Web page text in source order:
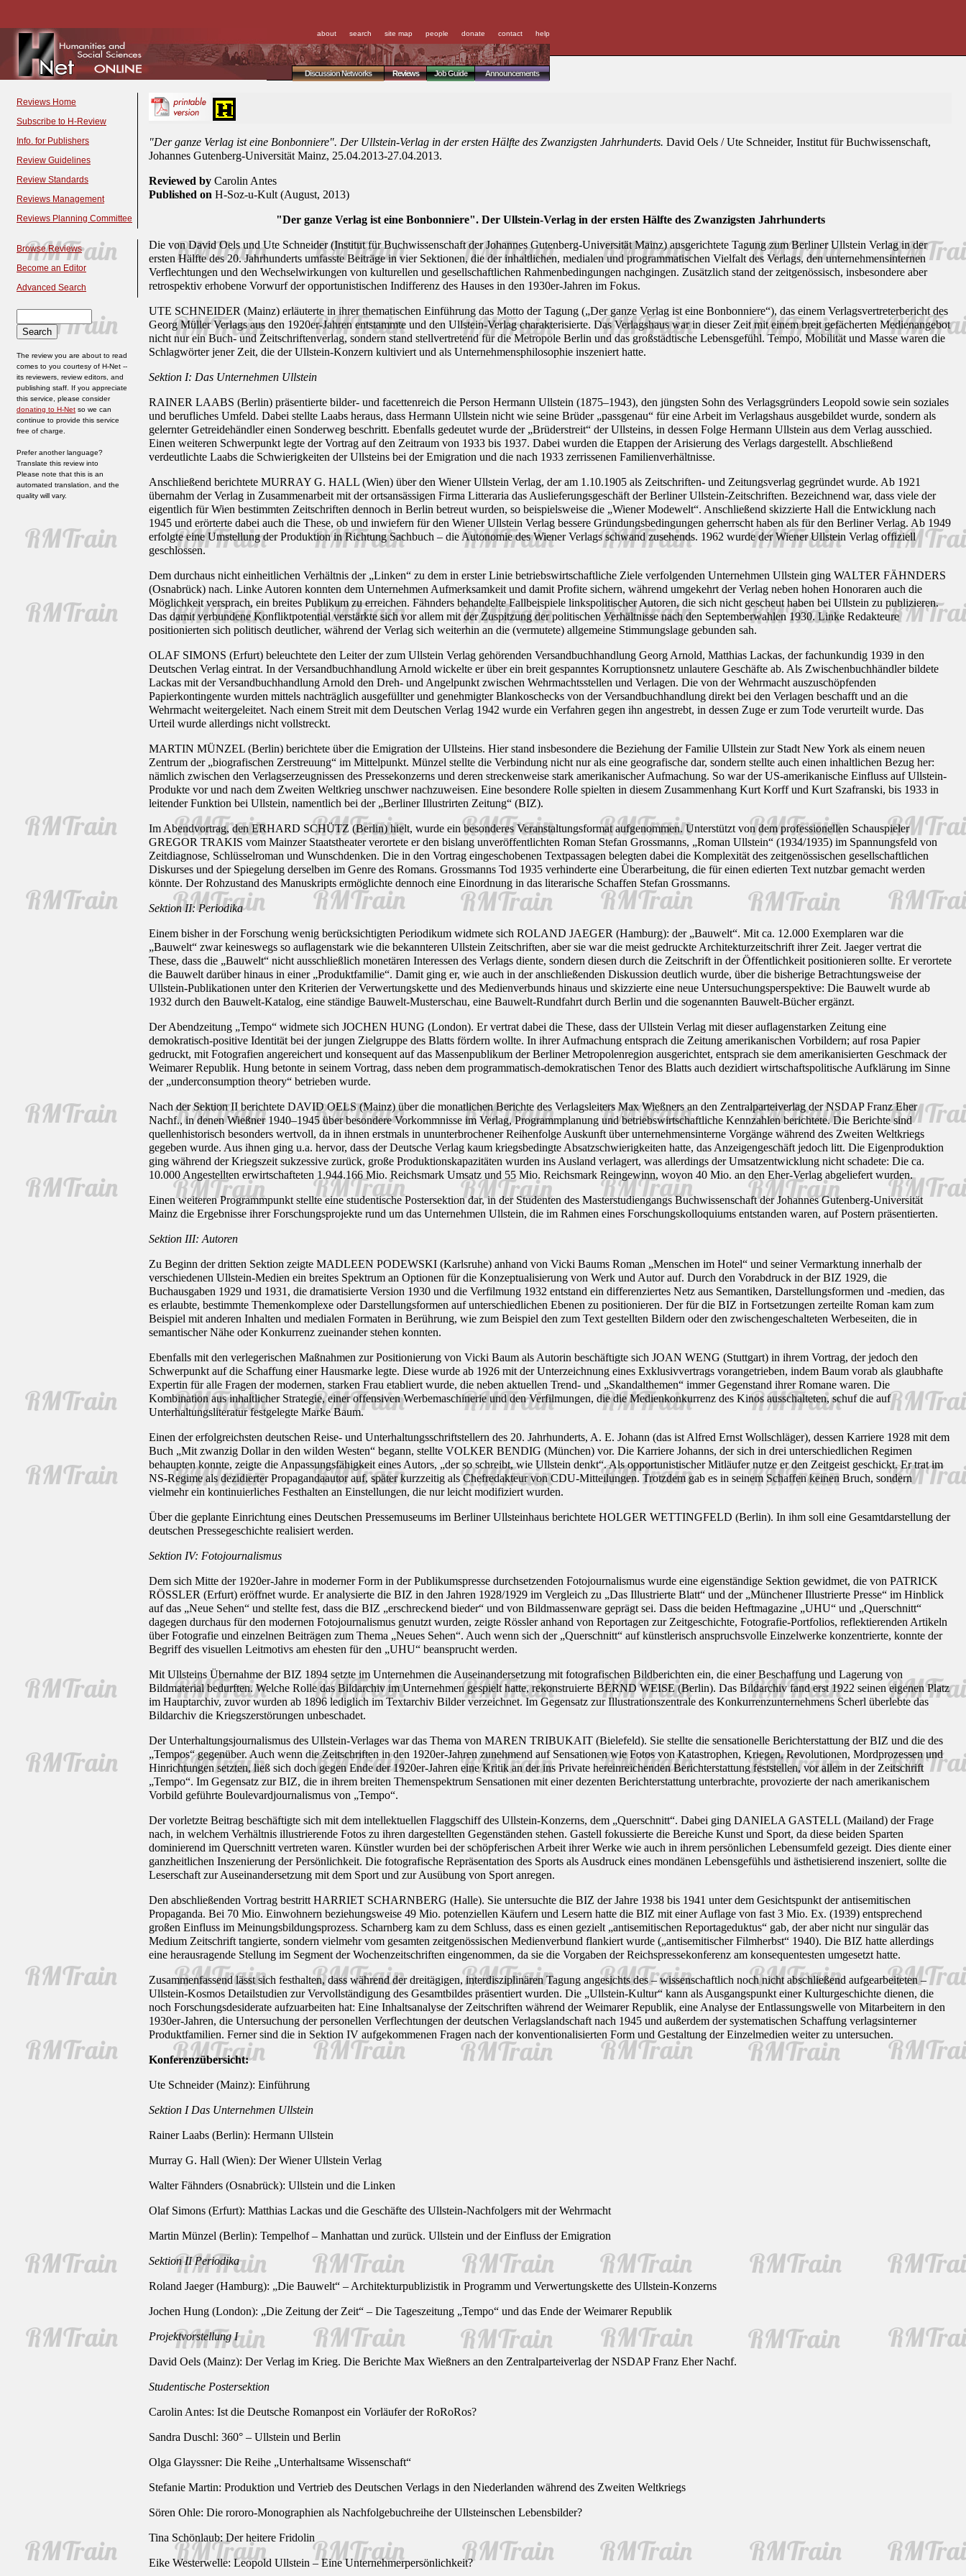
about search site map people donate contact help
Announcements
Job Guide
Reviews
Discussion Networks
Reviews Home
Subscribe to H-Review
Info. for Publishers
Review Guidelines
Review Standards
Reviews Management
Reviews Planning Committee
Browse Reviews
Become an Editor
Advanced Search
The review you are about to read
comes to you courtesy of H-Net --
its reviewers, review editors, and
publishing staff. If you appreciate
this service, please consider
donating to H-Net so we can
continue to provide this service
free of charge.
Prefer another language?
Translate this review into
Please note that this is an
automated translation, and the
quality will vary.
"Der ganze Verlag ist eine Bonbonniere". Der Ullstein-Verlag in der ersten Hälfte des Zwanzigsten Jahrhunderts. David Oels / Ute Schneider, Institut für Buchwissenschaft,
Johannes Gutenberg-Universität Mainz, 25.04.2013-27.04.2013.
Reviewed by Carolin Antes
Published on H-Soz-u-Kult (August, 2013)
"Der ganze Verlag ist eine Bonbonniere". Der Ullstein-Verlag in der ersten Hälfte des Zwanzigsten Jahrhunderts
Die von David Oels und Ute Schneider (Institut für Buchwissenschaft der Johannes Gutenberg-Universität Mainz) ausgerichtete Tagung zum Berliner Ullstein Verlag in der
ersten Hälfte des 20. Jahrhunderts umfasste Beiträge in vier Sektionen, die der inhaltlichen, medialen und programmatischen Vielfalt des Verlags, den unternehmensinternen
Verflechtungen und den Wechselwirkungen von kulturellen und gesellschaftlichen Rahmenbedingungen nachgingen. Zusätzlich stand der zeitgenössisch, insbesondere aber
retrospektiv erhobene Vorwurf der opportunistischen Indifferenz des Hauses in den 1930er-Jahren im Fokus.
UTE SCHNEIDER (Mainz) erläuterte in ihrer thematischen Einführung das Motto der Tagung („Der ganze Verlag ist eine Bonbonniere“), das einem Verlagsvertreterbericht des
Georg Müller Verlags aus den 1920er-Jahren entstammte und den Ullstein-Verlag charakterisierte. Das Verlagshaus war in dieser Zeit mit einem breit gefächerten Medienangebot
nicht nur ein Buch- und Zeitschriftenverlag, sondern stand stellvertretend für die Metropole Berlin und das großstädtische Lebensgefühl. Tempo, Mobilität und Masse waren die
Schlagwörter jener Zeit, die der Ullstein-Konzern kultiviert und als Unternehmensphilosophie inszeniert hatte.
Sektion I: Das Unternehmen Ullstein
RAINER LAABS (Berlin) präsentierte bilder- und facettenreich die Person Hermann Ullstein (1875–1943), den jüngsten Sohn des Verlagsgründers Leopold sowie sein soziales
und berufliches Umfeld. Dabei stellte Laabs heraus, dass Hermann Ullstein nicht wie seine Brüder „passgenau“ für eine Arbeit im Verlagshaus ausgebildet wurde, sondern als
gelernter Getreidehändler einen Sonderweg beschritt. Ebenfalls gedeutet wurde der „Brüderstreit“ der Ullsteins, in dessen Folge Hermann Ullstein aus dem Verlag ausschied.
Einen weiteren Schwerpunkt legte der Vortrag auf den Zeitraum von 1933 bis 1937. Dabei wurden die Etappen der Arisierung des Verlags dargestellt. Abschließend
verdeutlichte Laabs die Schwierigkeiten der Ullsteins bei der Emigration und die nach 1933 zerrissenen Familienverhältnisse.
Anschließend berichtete MURRAY G. HALL (Wien) über den Wiener Ullstein Verlag, der am 1.10.1905 als Zeitschriften- und Zeitungsverlag gegründet wurde. Ab 1921
übernahm der Verlag in Zusammenarbeit mit der ortsansässigen Firma Litteraria das Auslieferungsgeschäft der Berliner Ullstein-Zeitschriften. Bezeichnend war, dass viele der
eigentlich für Wien bestimmten Zeitschriften dennoch in Berlin betreut wurden, so beispielsweise die „Wiener Modewelt“. Anschließend skizzierte Hall die Entwicklung nach
1945 und erörterte dabei auch die These, ob und inwiefern für den Wiener Ullstein Verlag bessere Gründungsbedingungen geherrscht haben als für den Berliner Verlag. Ab 1949
erfolgte eine Umstellung der Produktion in Richtung Sachbuch – die Autonomie des Wiener Verlags schwand zusehends. 1962 wurde der Wiener Ullstein Verlag offiziell
geschlossen.
Dem durchaus nicht einheitlichen Verhältnis der „Linken“ zu dem in erster Linie betriebswirtschaftliche Ziele verfolgenden Unternehmen Ullstein ging WALTER FÄHNDERS
(Osnabrück) nach. Linke Autoren konnten dem Unternehmen Aufmerksamkeit und damit Profite sichern, während umgekehrt der Verlag neben hohen Honoraren auch die
Möglichkeit versprach, ein breites Publikum zu erreichen. Fähnders behandelte Fallbeispiele linkspolitischer Autoren, die sich nicht gescheut haben bei Ullstein zu publizieren.
Das damit verbundene Konfliktpotential verstärkte sich vor allem mit der Zuspitzung der politischen Verhältnisse nach den Septemberwahlen 1930. Linke Redakteure
positionierten sich politisch deutlicher, während der Verlag sich weiterhin an die (vermutete) allgemeine Stimmungslage gebunden sah.
OLAF SIMONS (Erfurt) beleuchtete den Leiter der zum Ullstein Verlag gehörenden Versandbuchhandlung Georg Arnold, Matthias Lackas, der fachunkundig 1939 in den
Deutschen Verlag eintrat. In der Versandbuchhandlung Arnold wickelte er über ein breit gespanntes Korruptionsnetz unlautere Geschäfte ab. Als Zwischenbuchhändler bildete
Lackas mit der Versandbuchhandlung Arnold den Dreh- und Angelpunkt zwischen Wehrmachtsstellen und Verlagen. Die von der Wehrmacht auszuschöpfenden
Papierkontingente wurden mittels nachträglich ausgefüllter und genehmigter Blankoschecks von der Versandbuchhandlung direkt bei den Verlagen beschafft und an die
Wehrmacht weitergeleitet. Nach einem Streit mit dem Deutschen Verlag 1942 wurde ein Verfahren gegen ihn angestrebt, in dessen Zuge er zum Tode verurteilt wurde. Das
Urteil wurde allerdings nicht vollstreckt.
MARTIN MÜNZEL (Berlin) berichtete über die Emigration der Ullsteins. Hier stand insbesondere die Beziehung der Familie Ullstein zur Stadt New York als einem neuen
Zentrum der „biografischen Zerstreuung“ im Mittelpunkt. Münzel stellte die Verbindung nicht nur als eine geografische dar, sondern stellte auch einen inhaltlichen Bezug her:
nämlich zwischen den Verlagserzeugnissen des Pressekonzerns und deren streckenweise stark amerikanischer Aufmachung. So war der US-amerikanische Einfluss auf Ullstein-
Produkte vor und nach dem Zweiten Weltkrieg unschwer nachzuweisen. Eine besondere Rolle spielten in diesem Zusammenhang Kurt Korff und Kurt Szafranski, bis 1933 in
leitender Funktion bei Ullstein, namentlich bei der „Berliner Illustrirten Zeitung“ (BIZ).
Im Abendvortrag, den ERHARD SCHÜTZ (Berlin) hielt, wurde ein besonderes Veranstaltungsformat aufgenommen. Unterstützt von dem professionellen Schauspieler
GREGOR TRAKIS vom Mainzer Staatstheater verortete er den bislang unveröffentlichten Roman Stefan Grossmanns, „Roman Ullstein“ (1934/1935) im Spannungsfeld von
Zeitdiagnose, Schlüsselroman und Wunschdenken. Die in den Vortrag eingeschobenen Textpassagen belegten dabei die Komplexität des zeitgenössischen gesellschaftlichen
Diskurses und der Spiegelung derselben im Genre des Romans. Grossmanns Tod 1935 verhinderte eine Überarbeitung, die für einen edierten Text nutzbar gemacht werden
könnte. Der Rohzustand des Manuskripts ermöglichte dennoch eine Einordnung in das literarische Schaffen Stefan Grossmanns.
Sektion II: Periodika
Einem bisher in der Forschung wenig berücksichtigten Periodikum widmete sich ROLAND JAEGER (Hamburg): der „Bauwelt“. Mit ca. 12.000 Exemplaren war die
„Bauwelt“ zwar keineswegs so auflagenstark wie die bekannteren Ullstein Zeitschriften, aber sie war die meist gedruckte Architekturzeitschrift ihrer Zeit. Jaeger vertrat die
These, dass die „Bauwelt“ nicht ausschließlich monetären Interessen des Verlags diente, sondern diesen durch die Zeitschrift in der Öffentlichkeit positionieren sollte. Er verortete
die Bauwelt darüber hinaus in einer „Produktfamilie“. Damit ging er, wie auch in der anschließenden Diskussion deutlich wurde, über die bisherige Betrachtungsweise der
Ullstein-Publikationen unter den Kriterien der Verwertungskette und des Medienverbunds hinaus und skizzierte eine neue Untersuchungsperspektive: Die Bauwelt wurde ab
1932 durch den Bauwelt-Katalog, eine ständige Bauwelt-Musterschau, eine Bauwelt-Rundfahrt durch Berlin und die sogenannten Bauwelt-Bücher ergänzt.
Der Abendzeitung „Tempo“ widmete sich JOCHEN HUNG (London). Er vertrat dabei die These, dass der Ullstein Verlag mit dieser auflagenstarken Zeitung eine
demokratisch-positive Identität bei der jungen Zielgruppe des Blatts fördern wollte. In ihrer Aufmachung entsprach die Zeitung amerikanischen Vorbildern; auf rosa Papier
gedruckt, mit Fotografien angereichert und konsequent auf das Massenpublikum der Berliner Metropolenregion ausgerichtet, entsprach sie dem amerikanisierten Geschmack der
Weimarer Republik. Hung betonte in seinem Vortrag, dass neben dem programmatisch-demokratischen Tenor des Blatts auch dezidiert wirtschaftspolitische Aufklärung im Sinne
der „underconsumption theory“ betrieben wurde.
Nach der Sektion II berichtete DAVID OELS (Mainz) über die monatlichen Berichte des Verlagsleiters Max Wießners an den Zentralparteiverlag der NSDAP Franz Eher
Nachf., in denen Wießner 1940–1945 über besondere Vorkommnisse im Verlag, Programmplanung und betriebswirtschaftliche Kennzahlen berichtete. Die Berichte sind
quellenhistorisch besonders wertvoll, da in ihnen erstmals in ununterbrochener Reihenfolge Auskunft über unternehmensinterne Vorgänge während des Zweiten Weltkriegs
gegeben wurde. Aus ihnen ging u.a. hervor, dass der Deutsche Verlag kaum kriegsbedingte Absatzschwierigkeiten hatte, das Anzeigengeschäft jedoch litt. Die Eigenproduktion
ging während der Kriegszeit sukzessive zurück, große Produktionskapazitäten wurden ins Ausland verlagert, was allerdings der Umsatzentwicklung nicht schadete: Die ca.
10.000 Angestellten erwirtschafteten 1.944.166 Mio. Reichsmark Umsatz und 55 Mio. Reichsmark Reingewinn, wovon 40 Mio. an den Eher-Verlag abgeliefert wurden.
Einen weiteren Programmpunkt stellte eine studentische Postersektion dar, in der Studenten des Masterstudiengangs Buchwissenschaft der Johannes Gutenberg-Universität
Mainz die Ergebnisse ihrer Forschungsprojekte rund um das Unternehmen Ullstein, die im Rahmen eines Forschungskolloquiums entstanden waren, auf Postern präsentierten.
Sektion III: Autoren
Zu Beginn der dritten Sektion zeigte MADLEEN PODEWSKI (Karlsruhe) anhand von Vicki Baums Roman „Menschen im Hotel“ und seiner Vermarktung innerhalb der
verschiedenen Ullstein-Medien ein breites Spektrum an Optionen für die Konzeptualisierung von Werk und Autor auf. Durch den Vorabdruck in der BIZ 1929, die
Buchausgaben 1929 und 1931, die dramatisierte Version 1930 und die Verfilmung 1932 entstand ein differenziertes Netz aus Semantiken, Darstellungsformen und -medien, das
es erlaubte, bestimmte Themenkomplexe oder Darstellungsformen auf unterschiedlichen Ebenen zu positionieren. Der für die BIZ in Fortsetzungen zerteilte Roman kam zum
Beispiel mit anderen Inhalten und medialen Formaten in Berührung, wie zum Beispiel den zum Text gestellten Bildern oder den zwischengeschalteten Werbeseiten, die in
semantischer Nähe oder Konkurrenz zueinander stehen konnten.
Ebenfalls mit den verlegerischen Maßnahmen zur Positionierung von Vicki Baum als Autorin beschäftigte sich JOAN WENG (Stuttgart) in ihrem Vortrag, der jedoch den
Schwerpunkt auf die Schaffung einer Hausmarke legte. Diese wurde ab 1926 mit der Unterzeichnung eines Exklusivvertrags vorangetrieben, indem Baum vorab als glaubhafte
Expertin für alle Fragen der modernen, starken Frau etabliert wurde, die neben aktuellen Trend- und „Skandalthemen“ immer Gegenstand ihrer Romane waren. Die
Kombination aus inhaltlicher Strategie, einer offensiven Werbemaschinerie und den Verfilmungen, die die Medienkonkurrenz des Kinos ausschalteten, schuf die auf
Unterhaltungsliteratur festgelegte Marke Baum.
Einen der erfolgreichsten deutschen Reise- und Unterhaltungsschriftstellern des 20. Jahrhunderts, A. E. Johann (das ist Alfred Ernst Wollschläger), dessen Karriere 1928 mit dem
Buch „Mit zwanzig Dollar in den wilden Westen“ begann, stellte VOLKER BENDIG (München) vor. Die Karriere Johanns, der sich in drei unterschiedlichen Regimen
behaupten konnte, zeigte die Anpassungsfähigkeit eines Autors, „der so schreibt, wie Ullstein denkt“. Als opportunistischer Mitläufer nutze er den Zeitgeist geschickt. Er trat im
NS-Regime als dezidierter Propagandaautor auf, später kurzzeitig als Chefredakteur von CDU-Mitteilungen. Trotzdem gab es in seinem Schaffen keinen Bruch, sondern
vielmehr ein kontinuierliches Festhalten an Einstellungen, die nur leicht modifiziert wurden.
Über die geplante Einrichtung eines Deutschen Pressemuseums im Berliner Ullsteinhaus berichtete HOLGER WETTINGFELD (Berlin). In ihm soll eine Gesamtdarstellung der
deutschen Pressegeschichte realisiert werden.
Sektion IV: Fotojournalismus
Dem sich Mitte der 1920er-Jahre in moderner Form in der Publikumspresse durchsetzenden Fotojournalismus wurde eine eigenständige Sektion gewidmet, die von PATRICK
RÖSSLER (Erfurt) eröffnet wurde. Er analysierte die BIZ in den Jahren 1928/1929 im Vergleich zu „Das Illustrierte Blatt“ und der „Münchener Illustrierte Presse“ im Hinblick
auf das „Neue Sehen“ und stellte fest, dass die BIZ „erschreckend bieder“ und von Bildmassenware geprägt sei. Dass die beiden Heftmagazine „UHU“ und „Querschnitt“
dagegen durchaus für den modernen Fotojournalismus genutzt wurden, zeigte Rössler anhand von Reportagen zur Zeitgeschichte, Fotografie-Portfolios, reflektierenden Artikeln
über Fotografie und einzelnen Beiträgen zum Thema „Neues Sehen“. Auch wenn sich der „Querschnitt“ auf künstlerisch anspruchsvolle Einzelwerke konzentrierte, konnte der
Begriff des visuellen Leitmotivs am ehesten für den „UHU“ beansprucht werden.
Mit Ullsteins Übernahme der BIZ 1894 setzte im Unternehmen die Auseinandersetzung mit fotografischen Bildberichten ein, die einer Beschaffung und Lagerung von
Bildmaterial bedurften. Welche Rolle das Bildarchiv im Unternehmen gespielt hatte, rekonstruierte BERND WEISE (Berlin). Das Bildarchiv fand erst 1922 seinen eigenen Platz
im Hauptarchiv, zuvor wurden ab 1896 lediglich im Textarchiv Bilder verzeichnet. Im Gegensatz zur Illustrationszentrale des Konkurrenzunternehmens Scherl überlebte das
Bildarchiv die Kriegszerstörungen unbeschadet.
Der Unterhaltungsjournalismus des Ullstein-Verlages war das Thema von MAREN TRIBUKAIT (Bielefeld). Sie stellte die sensationelle Berichterstattung der BIZ und die des
„Tempos“ gegenüber. Auch wenn die Zeitschriften in den 1920er-Jahren zunehmend auf Sensationen wie Fotos von Katastrophen, Kriegen, Revolutionen, Mordprozessen und
Hinrichtungen setzten, ließ sich doch gegen Ende der 1920er-Jahren eine Kritik an der ins Private hereinreichenden Berichterstattung feststellen, vor allem in der Zeitschrift
„Tempo“. Im Gegensatz zur BIZ, die in ihrem breiten Themenspektrum Sensationen mit einer dezenten Berichterstattung unterbrachte, provozierte der nach amerikanischem
Vorbild geführte Boulevardjournalismus von „Tempo“.
Der vorletzte Beitrag beschäftigte sich mit dem intellektuellen Flaggschiff des Ullstein-Konzerns, dem „Querschnitt“. Dabei ging DANIELA GASTELL (Mailand) der Frage
nach, in welchem Verhältnis illustrierende Fotos zu ihren dargestellten Gegenständen stehen. Gastell fokussierte die Bereiche Kunst und Sport, da diese beiden Sparten
dominierend im Querschnitt vertreten waren. Künstler wurden bei der schöpferischen Arbeit ihrer Werke wie auch in ihrem persönlichen Lebensumfeld gezeigt. Dies diente einer
ganzheitlichen Inszenierung der Persönlichkeit. Die fotografische Repräsentation des Sports als Ausdruck eines mondänen Lebensgefühls und ästhetisierend inszeniert, sollte die
Leserschaft zur Auseinandersetzung mit dem Sport und zur Ausübung von Sport anregen.
Den abschließenden Vortrag bestritt HARRIET SCHARNBERG (Halle). Sie untersuchte die BIZ der Jahre 1938 bis 1941 unter dem Gesichtspunkt der antisemitischen
Propaganda. Bei 70 Mio. Einwohnern beziehungsweise 49 Mio. potenziellen Käufern und Lesern hatte die BIZ mit einer Auflage von fast 3 Mio. Ex. (1939) entsprechend
großen Einfluss im Meinungsbildungsprozess. Scharnberg kam zu dem Schluss, dass es einen gezielt „antisemitischen Reportageduktus“ gab, der aber nicht nur singulär das
Medium Zeitschrift tangierte, sondern vielmehr vom gesamten zeitgenössischen Medienverbund flankiert wurde („antisemitischer Filmherbst“ 1940). Die BIZ hatte allerdings
eine herausragende Stellung im Segment der Wochenzeitschriften eingenommen, da sie die Vorgaben der Reichspressekonferenz am konsequentesten umgesetzt hatte.
Zusammenfassend lässt sich festhalten, dass während der dreitägigen, interdisziplinären Tagung angesichts des – wissenschaftlich noch nicht abschließend aufgearbeiteten –
Ullstein-Kosmos Detailstudien zur Vervollständigung des Gesamtbildes präsentiert wurden. Die „Ullstein-Kultur“ kann als Ausgangspunkt einer Kulturgeschichte dienen, die
noch Forschungsdesiderate aufzuarbeiten hat: Eine Inhaltsanalyse der Zeitschriften während der Weimarer Republik, eine Analyse der Entlassungswelle von Mitarbeitern in den
1930er-Jahren, die Untersuchung der personellen Verflechtungen der deutschen Verlagslandschaft nach 1945 und außerdem der systematischen Schaffung verlagsinterner
Produktfamilien. Ferner sind die in Sektion IV aufgekommenen Fragen nach der konventionalisierten Form und Gestaltung der Einzelmedien weiter zu untersuchen.
Konferenzübersicht:
Ute Schneider (Mainz): Einführung
Sektion I Das Unternehmen Ullstein
Rainer Laabs (Berlin): Hermann Ullstein
Murray G. Hall (Wien): Der Wiener Ullstein Verlag
Walter Fähnders (Osnabrück): Ullstein und die Linken
Olaf Simons (Erfurt): Matthias Lackas und die Geschäfte des Ullstein-Nachfolgers mit der Wehrmacht
Martin Münzel (Berlin): Tempelhof – Manhattan und zurück. Ullstein und der Einfluss der Emigration
Sektion II Periodika
Roland Jaeger (Hamburg): „Die Bauwelt“ – Architekturpublizistik in Programm und Verwertungskette des Ullstein-Konzerns
Jochen Hung (London): „Die Zeitung der Zeit“ – Die Tageszeitung „Tempo“ und das Ende der Weimarer Republik
Projektvorstellung I
David Oels (Mainz): Der Verlag im Krieg. Die Berichte Max Wießners an den Zentralparteiverlag der NSDAP Franz Eher Nachf.
Studentische Postersektion
Carolin Antes: Ist die Deutsche Romanpost ein Vorläufer der RoRoRos?
Sandra Duschl: 360° – Ullstein und Berlin
Olga Glayssner: Die Reihe „Unterhaltsame Wissenschaft“
Stefanie Martin: Produktion und Vertrieb des Deutschen Verlags in den Niederlanden während des Zweiten Weltkriegs
Sören Ohle: Die rororo-Monographien als Nachfolgebuchreihe der Ullsteinschen Lebensbilder?
Tina Schönlaub: Der heitere Fridolin
Eike Westerwelle: Leopold Ullstein – Eine Unternehmerpersönlichkeit?